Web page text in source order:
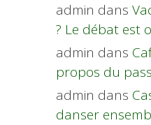
admin dans
? Le débat est
admin dans
propos du
admin dans
danser